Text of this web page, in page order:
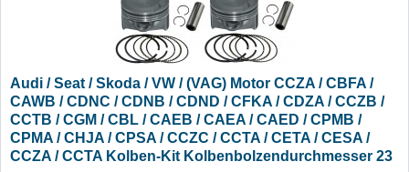
Audi / Seat / Skoda / VW / (VAG) Motor CCZA / CBFA /
CAWB / CDNC / CDNB / CDND / CFKA / CDZA / CCZB /
CCTB / CGM / CBL / CAEB / CAEA / CAED / CPMB /
CPMA / CHJA / CPSA / CCZC / CCTA / CETA / CESA /
CCZA / CCTA Kolben-Kit Kolbenbolzendurchmesser 23